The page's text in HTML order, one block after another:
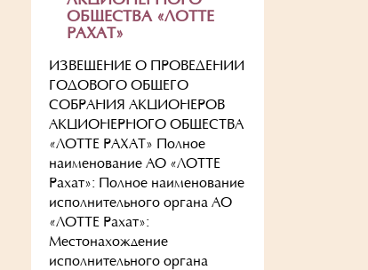
ОБЩЕСТВА «ЛОТТЕ
РАХАТ»
ИЗВЕЩЕНИЕ О ПРОВЕДЕНИИ
ГОДОВОГО ОБЩЕГО
СОБРАНИЯ АКЦИОНЕРОВ
АКЦИОНЕРНОГО ОБЩЕСТВА
«ЛОТТЕ РАХАТ» Полное
наименование АО «ЛОТТЕ
Рахат»: Полное наименование
исполнительного органа АО
«ЛОТТЕ Рахат»:
Местонахождение
исполнительного органа